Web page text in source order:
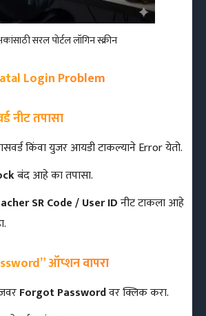
सरल पोर्टल लॉगिन स्क्रीन
Login Problem
नीट तपासा
किंवा युजर आयडी टाकल्याने Error येतो.
बंद आहे का तपासा.
SR Code / User IDनीट टाकला आहे
ऑप्शन वापरा
Forgot Passwordवर क्लिक करा.